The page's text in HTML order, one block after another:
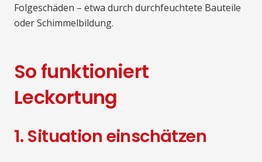
Folgeschäden – etwa durch durchfeuchtete Bauteile
oder Schimmelbildung.
So funktioniert
Leckortung
1. Situation einschätzen